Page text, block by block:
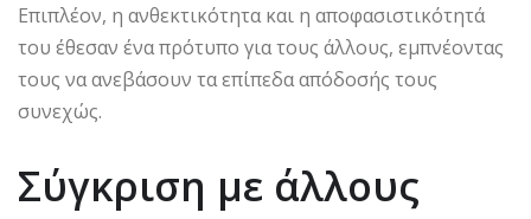
Επιπλέον, η ανθεκτικότητα και η αποφασιστικότητά
του έθεσαν ένα πρότυπο για τους άλλους, εμπνέοντας
τους να ανεβάσουν τα επίπεδα απόδοσής τους
συνεχώς.
Σύγκριση με άλλους